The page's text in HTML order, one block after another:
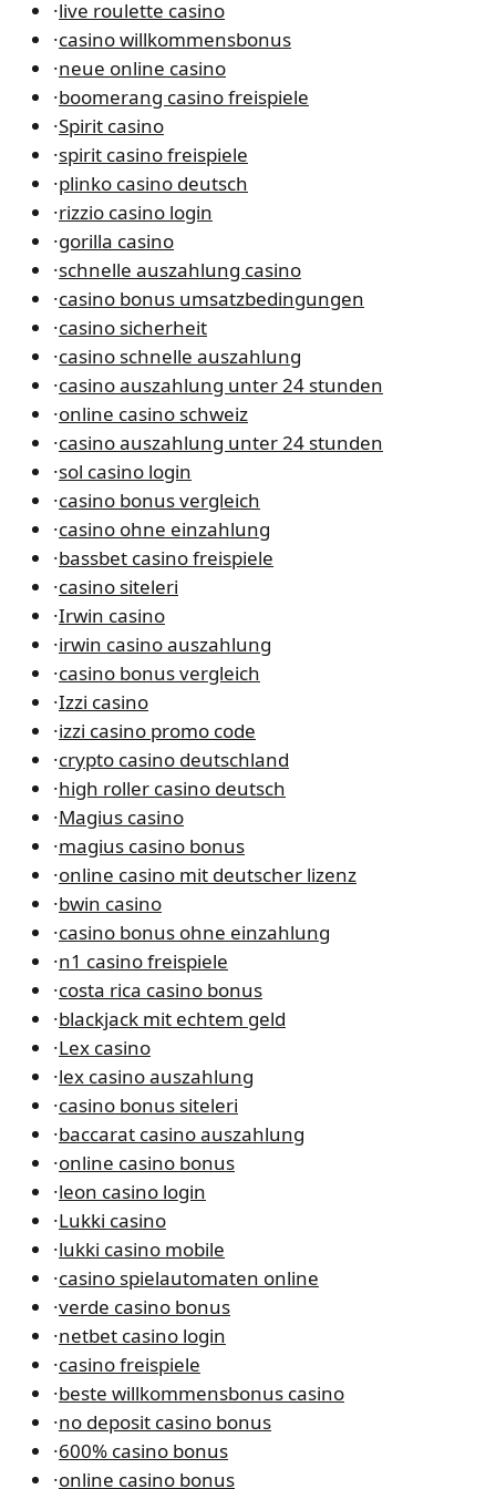
·live roulette casino
·casino willkommensbonus
·neue online casino
·boomerang casino freispiele
·Spirit casino
·spirit casino freispiele
·plinko casino deutsch
·rizzio casino login
·gorilla casino
·schnelle auszahlung casino
·casino bonus umsatzbedingungen
·casino sicherheit
·casino schnelle auszahlung
·casino auszahlung unter 24 stunden
·online casino schweiz
·casino auszahlung unter 24 stunden
·sol casino login
·casino bonus vergleich
·casino ohne einzahlung
·bassbet casino freispiele
·casino siteleri
·Irwin casino
·irwin casino auszahlung
·casino bonus vergleich
·Izzi casino
·izzi casino promo code
·crypto casino deutschland
·high roller casino deutsch
·Magius casino
·magius casino bonus
·online casino mit deutscher lizenz
·bwin casino
·casino bonus ohne einzahlung
·n1 casino freispiele
·costa rica casino bonus
·blackjack mit echtem geld
·Lex casino
·lex casino auszahlung
·casino bonus siteleri
·baccarat casino auszahlung
·online casino bonus
·leon casino login
·Lukki casino
·lukki casino mobile
·casino spielautomaten online
·verde casino bonus
·netbet casino login
·casino freispiele
·beste willkommensbonus casino
·no deposit casino bonus
·600% casino bonus
·online casino bonus